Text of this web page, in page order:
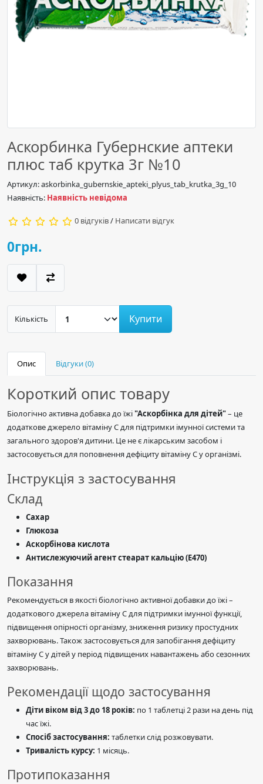
Аскорбинка Губернские аптеки
плюс таб крутка 3г №10
Артикул: askorbinka_gubernskie_apteki_plyus_tab_krutka_3g_10
Наявність: Наявність невідома
0 відгуків/ Написати відгук
0грн.
Кількість Купити
Опис Відгуки (0)
Короткий опис товару
Біологічно активна добавка до їжі"Аскорбінка для дітей"– це
додаткове джерело вітаміну C для підтримки імунної системи та
загального здоров'я дитини. Це не є лікарським засобом і
застосовується для поповнення дефіциту вітаміну C у організмі.
Інструкція з застосування
Склад
Сахар
Глюкоза
Аскорбінова кислота
Антислежуючий агент стеарат кальцію (Е470)
Показання
Рекомендується в якості біологічно активної добавки до їжі –
додаткового джерела вітаміну C для підтримки імунної функції,
підвищення опірності організму, зниження ризику простудних
захворювань. Також застосовується для запобігання дефіциту
вітаміну C у дітей у період підвищених навантажень або сезонних
захворювань.
Рекомендації щодо застосування
Діти віком від 3 до 18 років: по 1 таблетці 2 рази на день під
час їжі.
Спосіб застосування: таблетки слід розжовувати.
Тривалість курсу: 1 місяць.
Протипоказання